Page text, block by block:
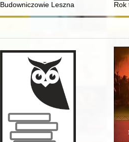
Budowniczowie Leszna : Hermann Rok